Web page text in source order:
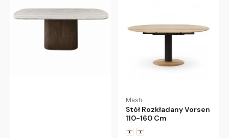
MOMA Studio
Stół Forma 240 Cm
Mash
Stół Rozkładany Vorsen
110-160 Cm